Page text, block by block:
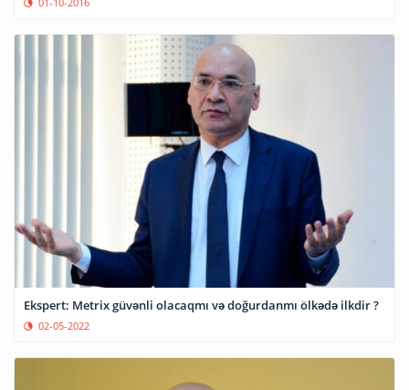
Ekspert: Metrix güvənli olacaqmı və doğurdanmı ölkədə ilkdir ?
02-05-2022